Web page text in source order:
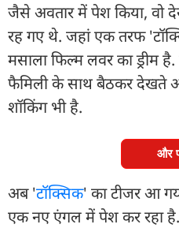
जैसे अवतार में पेश किया, वो
रह गए थे. जहां एक तरफ
मसाला फिल्म लवर का ड्रीम
फैमिली के साथ बैठकर देखते
शॉकिंग भी है.
और
अब 'टॉक्सिक' का टीजर आ
एक नए एंगल में पेश कर रहा